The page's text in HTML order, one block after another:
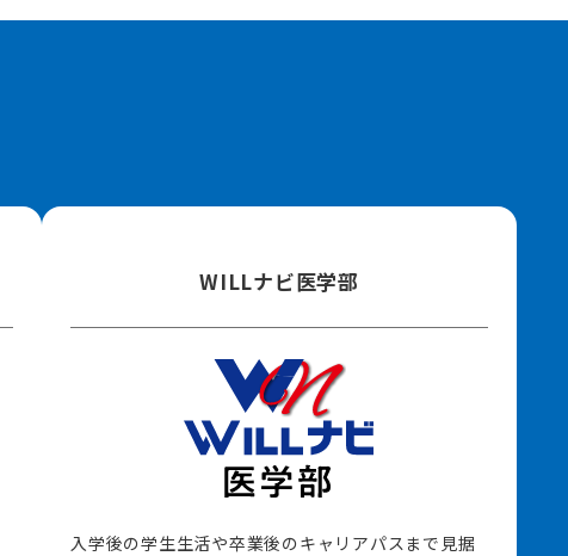
WILLナビ医学部
入学後の学生生活や卒業後のキャリアパスまで見据